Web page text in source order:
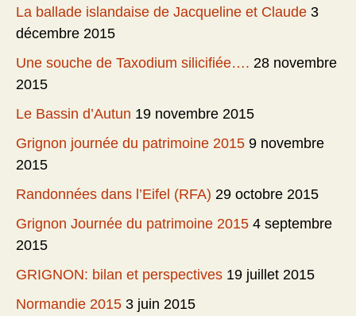
La ballade islandaise de Jacqueline et Claude 3
décembre 2015
Une souche de Taxodium silicifiée…. 28 novembre
2015
Le Bassin d’Autun 19 novembre 2015
Grignon journée du patrimoine 2015 9 novembre
2015
Randonnées dans l’Eifel (RFA) 29 octobre 2015
Grignon Journée du patrimoine 2015 4 septembre
2015
GRIGNON: bilan et perspectives 19 juillet 2015
Normandie 2015 3 juin 2015